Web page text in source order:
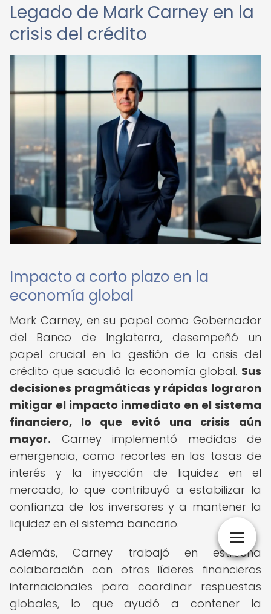
Legado de Mark Carney en la
crisis del crédito
Impacto a corto plazo en la
economía global
Mark Carney, en su papel como Gobernador
del Banco de Inglaterra, desempeñó un
papel crucial en la gestión de la crisis del
crédito que sacudió la economía global. Sus
decisiones pragmáticas y rápidas lograron
mitigar el impacto inmediato en el sistema
financiero, lo que evitó una crisis aún
mayor. Carney implementó medidas de
emergencia, como recortes en las tasas de
interés y la inyección de liquidez en el
mercado, lo que contribuyó a estabilizar la
confianza de los inversores y a mantener la
liquidez en el sistema bancario.
Además, Carney trabajó en estrecha
colaboración con otros líderes financieros
internacionales para coordinar respuestas
globales, lo que ayudó a contener la